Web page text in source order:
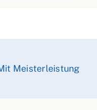
Meisterleistung